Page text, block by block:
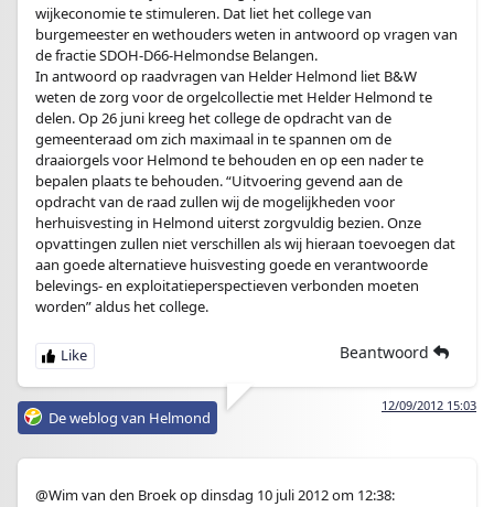
wijkeconomie te stimuleren. Dat liet het college van
burgemeester en wethouders weten in antwoord op vragen van
de fractie SDOH-D66-Helmondse Belangen.
In antwoord op raadvragen van Helder Helmond liet B&W
weten de zorg voor de orgelcollectie met Helder Helmond te
delen. Op 26 juni kreeg het college de opdracht van de
gemeenteraad om zich maximaal in te spannen om de
draaiorgels voor Helmond te behouden en op een nader te
bepalen plaats te behouden. “Uitvoering gevend aan de
opdracht van de raad zullen wij de mogelijkheden voor
herhuisvesting in Helmond uiterst zorgvuldig bezien. Onze
opvattingen zullen niet verschillen als wij hieraan toevoegen dat
aan goede alternatieve huisvesting goede en verantwoorde
belevings- en exploitatieperspectieven verbonden moeten
worden” aldus het college.
Beantwoord
12/09/2012 15:03
De weblog van Helmond
@Wim van den Broek op dinsdag 10 juli 2012 om 12:38: